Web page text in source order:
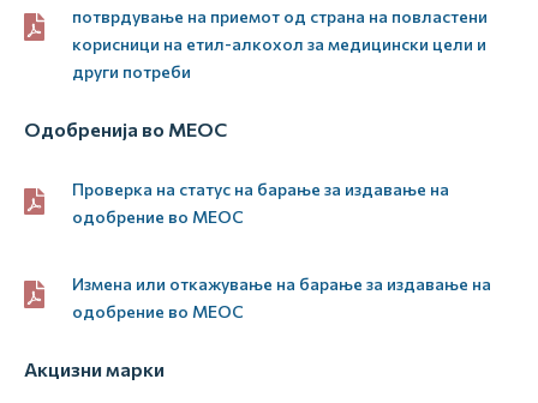
потврдување на приемот од страна на повластени
корисници на етил-алкохол за медицински цели и
други потреби
Одобренија во МЕОС
Проверка на статус на барање за издавање на
одобрение во МЕОС
Измена или откажување на барање за издавање на
одобрение во МЕОС
Акцизни марки